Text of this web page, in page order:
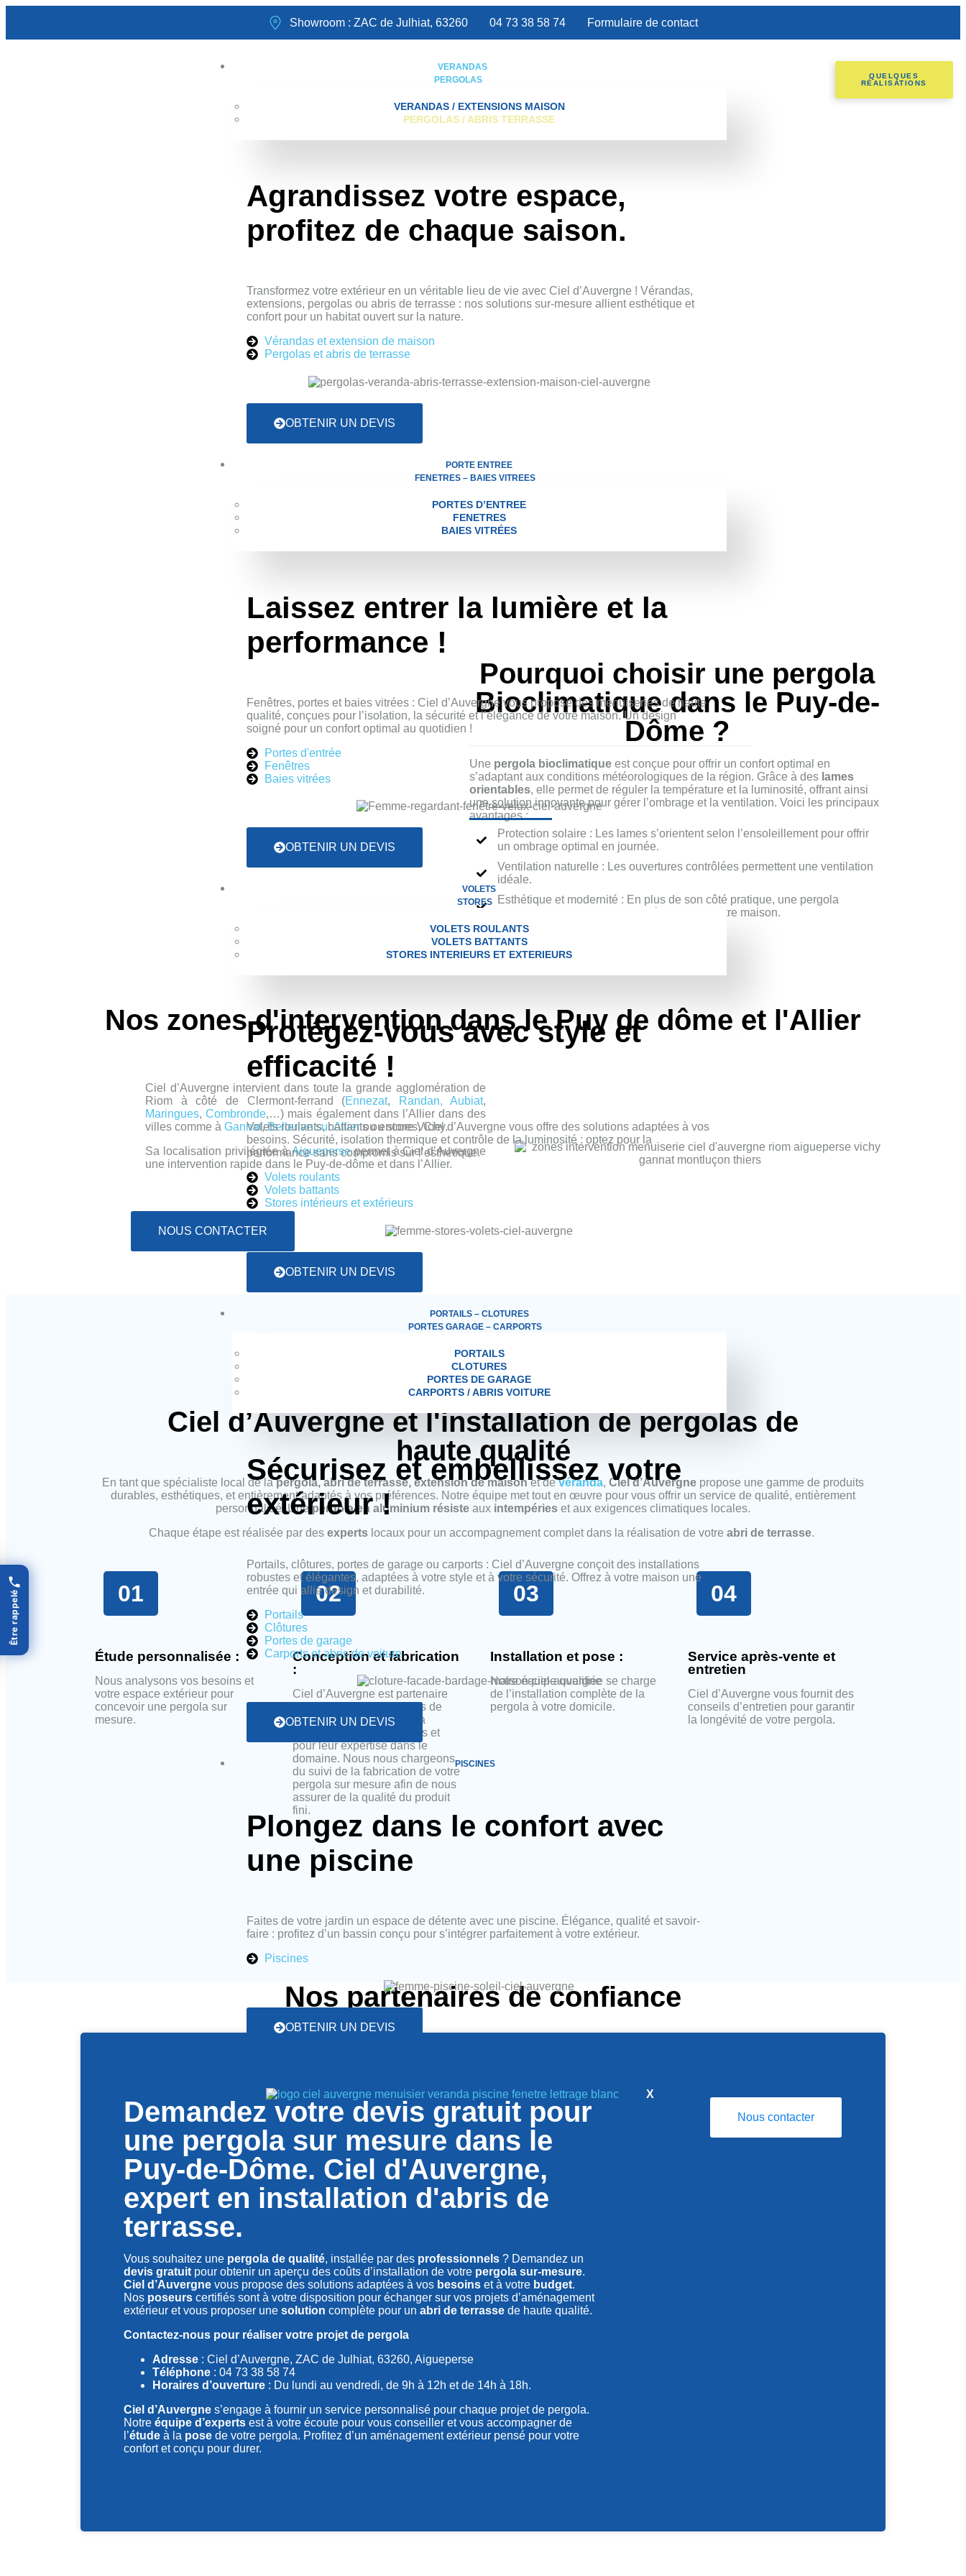
Showroom : ZAC de Julhiat, 63260 04 73 38 58 74 Formulaire de contact
VERANDAS
PERGOLAS
VERANDAS / EXTENSIONS MAISON
PERGOLAS / ABRIS TERRASSE
Agrandissez votre espace,
profitez de chaque saison.
Transformez votre extérieur en un véritable lieu de vie avec Ciel d’Auvergne ! Vérandas,
extensions, pergolas ou abris de terrasse : nos solutions sur-mesure allient esthétique et
confort pour un habitat ouvert sur la nature.
Vérandas et extension de maison
Pergolas et abris de terrasse
OBTENIR UN DEVIS
PORTE ENTREE
FENETRES – BAIES VITREES
PORTES D’ENTREE
FENETRES
BAIES VITRÉES
Laissez entrer la lumière et la
performance !
Fenêtres, portes et baies vitrées : Ciel d’Auvergne vous propose des menuiseries de haute
qualité, conçues pour l’isolation, la sécurité et l’élégance de votre maison. Un design
soigné pour un confort optimal au quotidien !
Portes d'entrée
Fenêtres
Baies vitrées
OBTENIR UN DEVIS
VOLETS
STORES
VOLETS ROULANTS
VOLETS BATTANTS
STORES INTERIEURS ET EXTERIEURS
Protégez-vous avec style et
efficacité !
Volets roulants, battants ou stores, Ciel d’Auvergne vous offre des solutions adaptées à vos
besoins. Sécurité, isolation thermique et contrôle de la luminosité : optez pour la
performance sans compromis sur l’esthétique.
Volets roulants
Volets battants
Stores intérieurs et extérieurs
OBTENIR UN DEVIS
PORTAILS – CLOTURES
PORTES GARAGE – CARPORTS
PORTAILS
CLOTURES
PORTES DE GARAGE
CARPORTS / ABRIS VOITURE
Sécurisez et embellissez votre
extérieur !
Portails, clôtures, portes de garage ou carports : Ciel d’Auvergne conçoit des installations
robustes et élégantes, adaptées à votre style et à votre sécurité. Offrez à votre maison une
entrée qui allie design et durabilité.
Portails
Clôtures
Portes de garage
Carports et abris de voiture
OBTENIR UN DEVIS
PISCINES
Plongez dans le confort avec
une piscine
Faites de votre jardin un espace de détente avec une piscine. Élégance, qualité et savoir-
faire : profitez d’un bassin conçu pour s’intégrer parfaitement à votre extérieur.
Piscines
OBTENIR UN DEVIS
X
QUELQUES
RÉALISATIONS
Envie d'une pergola ?
Conseils pour un abri de terrasse sur-mesure
dans le Puy de Dôme et dans l'Allier
est devenue un élément essentiel de l’aménagement extérieur, permettant de profiter pleinement de sa
d’une protection optimale. Dans le département du
aluminium bioclimatique ou à structure fixe.Découvrez commentCiel d’Auvergnepeut transformer votre
Pourquoi choisir une pergola
Bioclimatique dans le Puy-de-
Dôme ?
Une pergola bioclimatiqueest conçue pour offrir un confort optimal en
s’adaptant aux conditions météorologiques de la région. Grâce à des lames
orientables, elle permet de réguler la température et la luminosité, offrant ainsi
unesolutioninnovante pour gérer l’ombrage et la ventilation. Voici les principaux
avantages :
Protection solaire : Les lames s’orientent selon l’ensoleillement pour offrir
un ombrage optimal en journée.
Ventilation naturelle : Les ouvertures contrôlées permettent une ventilation
idéale.
Esthétique et modernité : En plus de son côté pratique, une pergola
bioclimatique est un ajout esthétique pour votre maison.
Nos zones d'intervention dans le Puy de dôme et l'Allier
Ciel d’Auvergne intervient dans toute la grande agglomération de
Riom à côté de Clermont-ferrand (Ennezat, Randan,Aubiat,
Maringues,Combronde,…) mais également dans l’Allier dans des
villes comme à Gannat,Bellerive sur Allierou encore Vichy.
Sa localisation privilégiée àAiguepersepermet à Ciel d’Auvergne
une intervention rapide dans le Puy-de-dôme et dans l’Allier.
NOUS CONTACTER
Les étapes de votre projet de pergola
Ciel d’Auvergne et l'installation de pergolas de
haute qualité
En tant que spécialiste local de lapergola, abri de terrasse, extension de maisonet devéranda, Ciel d’Auvergne propose une gamme de produits
durables, esthétiques, et entièrement adaptés à vos préférences. Notre équipe met tout en œuvre pour vous offrir un service de qualité, entièrement
personnalisé. Une pergola en aluminium résiste aux intempéries et aux exigences climatiques locales.
Chaque étape est réalisée par des experts locaux pour un accompagnement complet dans la réalisation de votre abri de terrasse.
01
Étude personnalisée :
Nous analysons vos besoins et
votre espace extérieur pour
concevoir une pergola sur
mesure.
02
Conception et fabrication
:
Ciel d’Auvergne est partenaire
des plus grands fabricants de
pergolas reconnus pour la
durabilité de leurs produits et
pour leur expertise dans le
domaine. Nous nous chargeons
du suivi de la fabrication de votre
pergola sur mesure afin de nous
assurer de la qualité du produit
fini.
03
Installation et pose :
Notre équipe qualifiée se charge
de l’installation complète de la
pergola à votre domicile.
04
Service après-vente et
entretien
Ciel d’Auvergne vous fournit des
conseils d’entretien pour garantir
la longévité de votre pergola.
Nos partenaires de confiance
Demandez votre devis gratuit pour
une pergola sur mesure dans le
Puy-de-Dôme. Ciel d'Auvergne,
expert en installation d'abris de
terrasse.
Vous souhaitez une pergola de qualité, installée par des professionnels ? Demandez un
devis gratuit pour obtenir un aperçu des coûts d’installation de votre pergola sur-mesure.
Ciel d’Auvergne vous propose des solutions adaptées à vos besoins et à votre budget.
Nos poseurs certifiés sont à votre disposition pour échanger sur vos projets d’aménagement
extérieur et vous proposer une solution complète pour un abri de terrasse de haute qualité.
Contactez-nous pour réaliser votre projet de pergola
Adresse : Ciel d’Auvergne, ZAC de Julhiat, 63260, Aigueperse
Téléphone : 04 73 38 58 74
Horaires d’ouverture : Du lundi au vendredi, de 9h à 12h et de 14h à 18h.
Ciel d’Auvergne s’engage à fournir un service personnalisé pour chaque projet de pergola.
Notre équipe d’experts est à votre écoute pour vous conseiller et vous accompagner de
l’étude à la pose de votre pergola. Profitez d’un aménagement extérieur pensé pour votre
confort et conçu pour durer.
Nous contacter
Être rappelé